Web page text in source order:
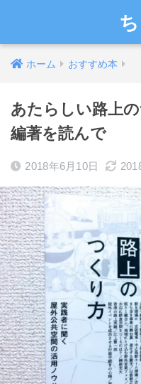
ホーム おすすめ本
あたらしい路上
編著を読んで
2018年6月10日